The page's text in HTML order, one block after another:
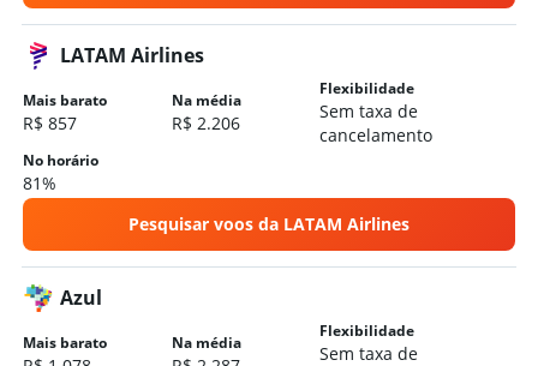
LATAM Airlines
Mais barato
R$ 857
Na média
R$ 2.206
Flexibilidade
Sem taxa de
cancelamento
No horário
81%
Pesquisar voos da LATAM Airlines
Azul
Mais barato Na média
Flexibilidade
Sem taxa de